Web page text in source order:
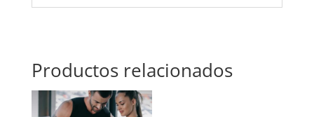
Productos relacionados